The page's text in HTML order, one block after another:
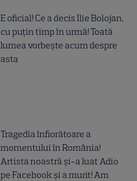
E oficial! Ce a decis Ilie Bolojan,
cu puțin timp în urmă! Toată
lumea vorbește acum despre
asta
Tragedia înfiorătoare a
momentului în România!
Artista noastră și-a luat Adio
pe Facebook și a murit! Am